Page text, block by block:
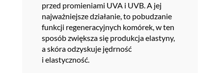
przed promieniami UVA i UVB. A jej
najważniejsze działanie, to pobudzanie
funkcji regeneracyjnych komórek, w ten
sposób zwiększa się produkcja elastyny,
a skóra odzyskuje jędrność
i elastyczność.